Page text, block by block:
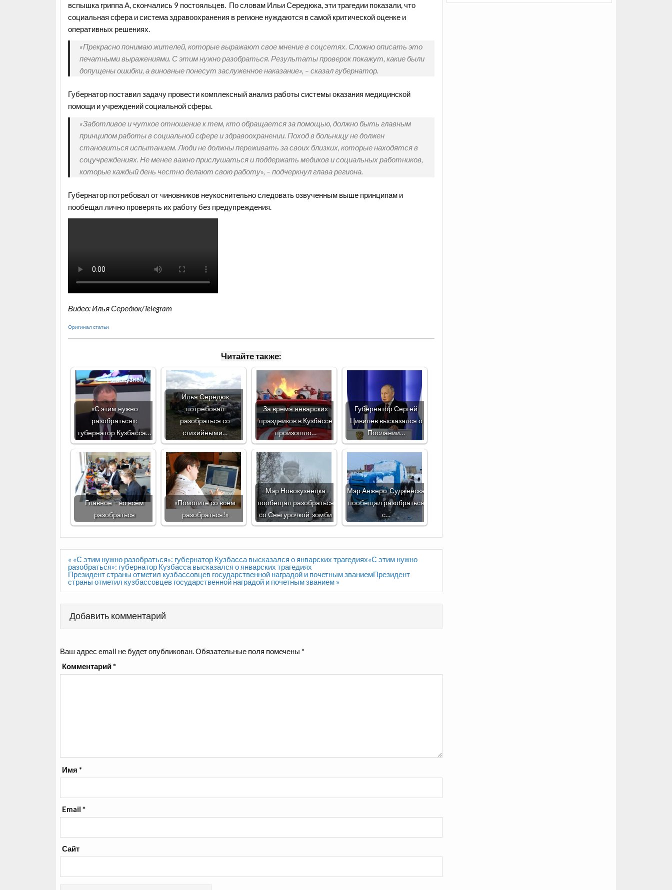
вспышка гриппа А,скончались9 постояльцев. По словам Ильи Середюка, эти трагедии показали, что
социальная сфера и система здравоохранения в регионе нуждаются в самой критической оценке и
оперативных решениях.
«Прекрасно понимаю жителей, которые выражают свое мнение в соцсетях. Сложно описать это
печатными выражениями. С этим нужно разобраться. Результаты проверок покажут, какие были
допущены ошибки, а виновные понесут заслуженное наказание», – сказал губернатор.
Губернатор поставил задачу провести комплексный анализ работы системы оказания медицинской
помощи и учреждений социальной сферы.
«Заботливое и чуткое отношение к тем, кто обращается за помощью, должно быть главным
принципом работы в социальной сфере и здравоохранении. Поход в больницу не должен
становиться испытанием. Люди не должны переживать за своих близких, которые находятся в
соцучреждениях. Не менее важно прислушаться и поддержать медиков и социальных работников,
которые каждый день честно делают свою работу», – подчеркнул глава региона.
Губернатор потребовал от чиновников неукоснительно следовать озвученным выше принципам и
пообещал лично проверять их работу без предупреждения.
Видео: Илья Середюк/Telegram
Оригинал статьи
Читайте также:
«С этим нужно
разобраться»:
губернатор Кузбасса…
Илья Середюк
потребовал
разобраться со
стихийными…
За время январских
праздников в Кузбассе
произошло…
Губернатор Сергей
Цивилев высказался о
Послании…
Главное – во всём
разобраться
«Помогите со всем
разобраться!»
Мэр Новокузнецка
пообещал разобраться
со Снегурочкой-зомби
Мэр Анжеро-Судженска
пообещал разобраться
с…
Навигация
по
записям
« «С этим нужно разобраться»: губернатор Кузбасса высказался о январских трагедиях«С этим нужно
разобраться»: губернатор Кузбасса высказался о январских трагедиях
Президент страны отметил кузбассовцев государственной наградой и почетным званиемПрезидент
страны отметил кузбассовцев государственной наградой и почетным званием »
Добавить комментарий
Ваш адрес email не будет опубликован.Обязательные поля помечены *
Комментарий*
Имя*
Email*
Сайт